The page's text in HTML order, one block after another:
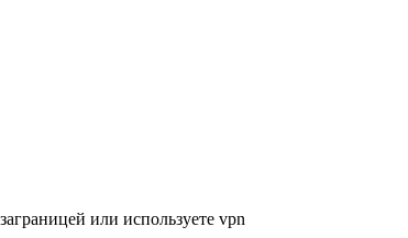
или используете vpn